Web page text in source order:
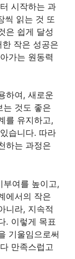
시작하는 과
씩 읽는 것 또
은 쉽게 달성
작은 성공은
가는 원동력
하여, 새로운
는 것도 좋은
를 유지하고,
습니다. 따라
하는 과정은
부여를 높이고,
에서의 작은
니라, 지속적
. 이렇게 목표
기울임으로써
만족스럽고